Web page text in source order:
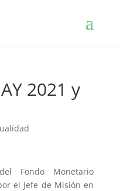
2021 y
Fondo Monetario
el Jefe de Misión en